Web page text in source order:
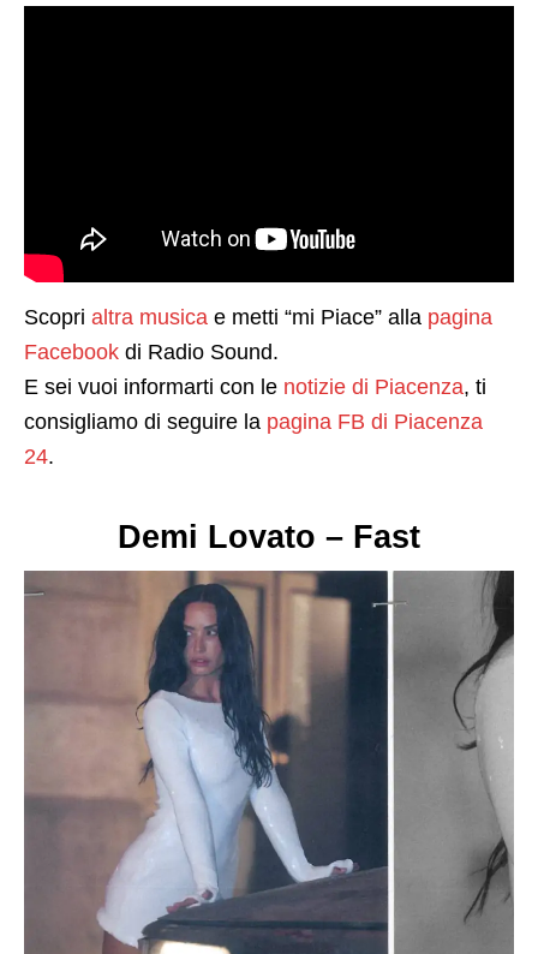
Scopri altra musica e metti “mi Piace” alla pagina
Facebook di Radio Sound.
E sei vuoi informarti con le notizie di Piacenza, ti
consigliamo di seguire la pagina FB di Piacenza
24.
Demi Lovato – Fast